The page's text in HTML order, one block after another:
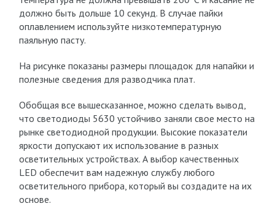
должно быть дольше 10 секунд. В случае пайки
оплавлением используйте низкотемпературную
паяльную пасту.
На рисунке показаны размеры площадок для напайки и
полезные сведения для разводчика плат.
Обобщая все вышесказанное, можно сделать вывод,
что светодиоды 5630 устойчиво заняли свое место на
рынке светодиодной продукции. Высокие показатели
яркости допускают их использование в разных
осветительных устройствах. А выбор качественных
LED обеспечит вам надежную службу любого
осветительного прибора, который вы создадите на их
основе.